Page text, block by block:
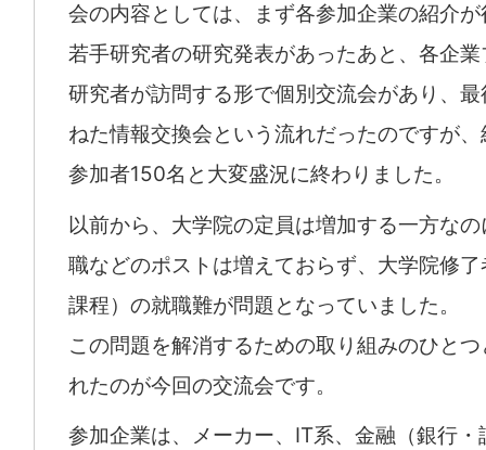
会の内容としては、まず各参加企業の紹介
若手研究者の研究発表があったあと、各企
研究者が訪問する形で個別交流会があり、
ねた情報交換会という流れだったのですが
参加者150名と大変盛況に終わりました。
以前から、大学院の定員は増加する一方な
職などのポストは増えておらず、大学院修
課程）の就職難が問題となっていました。
この問題を解消するための取り組みのひと
れたのが今回の交流会です。
参加企業は、メーカー、IT系、金融（銀行・